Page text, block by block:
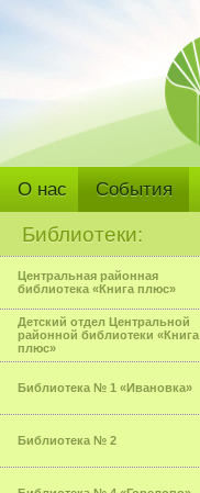
О нас События
Библиотеки:
Центральная районная
библиотека «Книга плюс»
Детский отдел Центральной
районной библиотеки «Книга
плюс»
Библиотека № 1 «Ивановка»
Библиотека № 2